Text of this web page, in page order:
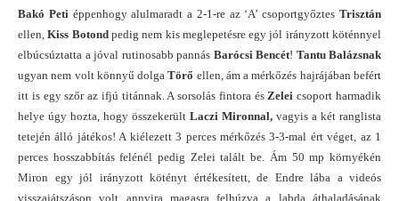
Bakó Peti éppenhogy alulmaradt a 2-1-re az ‘A’ csoportgyőztesTrisztán
ellen,Kiss Botondpedig nem kis meglepetésre egy jól irányzott köténnyel
elbúcsúztatta a jóval rutinosabb pannás Barócsi Bencét! Tantu Balázsnak
ugyan nem volt könnyű dolgaTörő ellen, ám a mérkőzés hajrájában befért
itt is egy szőr az ifjú titánnak. A sorsolás fintora és Zelei csoport harmadik
helye úgy hozta, hogy összekerült Laczi Mironnal, vagyis a két ranglista
tetején álló játékos! A kiélezett 3 perces mérkőzés 3-3-mal ért véget, az 1
perces hosszabbítás felénél pedig Zelei talált be. Ám 50 mp környékén
Miron egy jól irányzott kötényt értékesített, de Endre lába a videós
visszajátszáson volt annyira magasra felhúzva a labda áthaladásának